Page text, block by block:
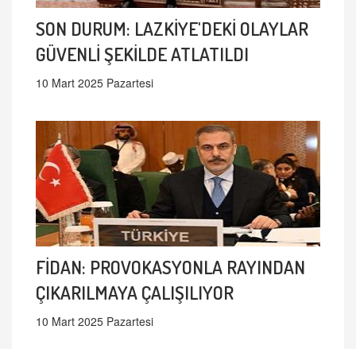
SON DURUM: LAZKİYE'DEKİ OLAYLAR
GÜVENLİ ŞEKİLDE ATLATILDI
10 Mart 2025 Pazartesi
FİDAN: PROVOKASYONLA RAYINDAN
ÇIKARILMAYA ÇALIŞILIYOR
10 Mart 2025 Pazartesi